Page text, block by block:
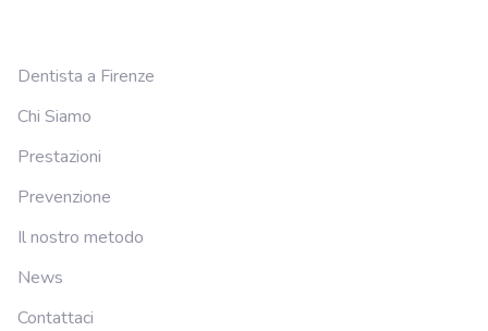
Dentista a Firenze
Chi Siamo
Prestazioni
Prevenzione
Il nostro metodo
News
Contattaci